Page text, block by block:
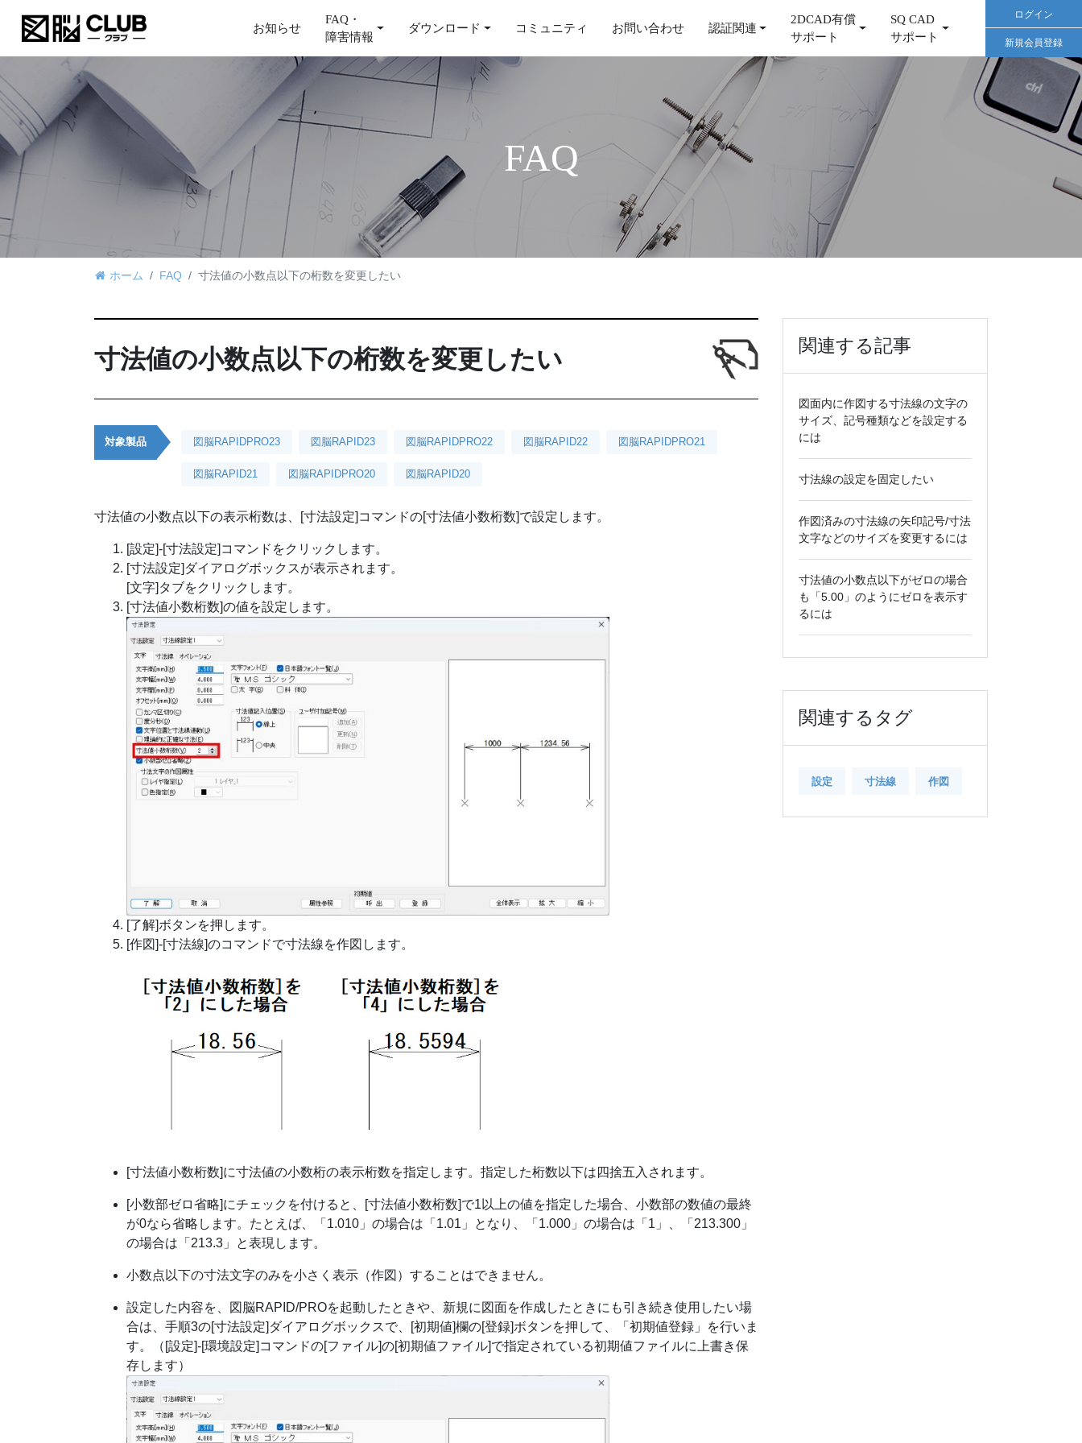
お知らせ
FAQ・
障害情報
ダウンロード コミュニティ お問い合わせ 認証関連
2DCAD有償
サポート
SQ CAD
サポート
ログイン
新規会員登録
FAQ
ホーム FAQ 寸法値の小数点以下の桁数を変更したい
寸法値の小数点以下の桁数を変更したい
対象製品 図脳RAPIDPRO23 図脳RAPID23 図脳RAPIDPRO22 図脳RAPID22 図脳RAPIDPRO21
図脳RAPID21 図脳RAPIDPRO20 図脳RAPID20
寸法値の小数点以下の表示桁数は、[寸法設定]コマンドの[寸法値小数桁数]で設定します。
[設定]-[寸法設定]コマンドをクリックします。
[寸法設定]ダイアログボックスが表示されます。
[文字]タブをクリックします。
[寸法値小数桁数]の値を設定します。
[了解]ボタンを押します。
[作図]-[寸法線]のコマンドで寸法線を作図します。
[寸法値小数桁数]に寸法値の小数桁の表示桁数を指定します。指定した桁数以下は四捨五入されます。
[小数部ゼロ省略]にチェックを付けると、[寸法値小数桁数]で1以上の値を指定した場合、小数部の数値の最終
が0なら省略します。たとえば、「1.010」の場合は「1.01」となり、「1.000」の場合は「1」、「213.300」
の場合は「213.3」と表現します。
小数点以下の寸法文字のみを小さく表示（作図）することはできません。
設定した内容を、図脳RAPID/PROを起動したときや、新規に図面を作成したときにも引き続き使用したい場
合は、手順3の[寸法設定]ダイアログボックスで、[初期値]欄の[登録]ボタンを押して、「初期値登録」を行いま
す。（[設定]-[環境設定]コマンドの[ファイル]の[初期値ファイル]で指定されている初期値ファイルに上書き保
存します）
関連する記事
図面内に作図する寸法線の文字の
サイズ、記号種類などを設定する
には
寸法線の設定を固定したい
作図済みの寸法線の矢印記号/寸法
文字などのサイズを変更するには
寸法値の小数点以下がゼロの場合
も「5.00」のようにゼロを表示す
るには
関連するタグ
設定 寸法線 作図